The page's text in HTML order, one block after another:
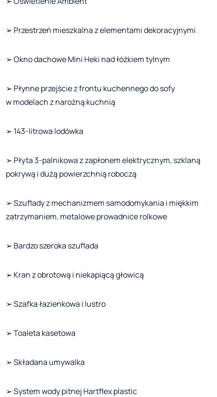
➢ Przestrzeń mieszkalna z elementami dekoracyjnymi
➢ Okno dachowe Mini Heki nad łóżkiem tylnym
➢ Płynne przejście z frontu kuchennego do sofy
w modelach z narożną kuchnią
➢ 143-litrowa lodówka
➢ Płyta 3-palnikowa z zapłonem elektrycznym, szklaną
pokrywą i dużą powierzchnią roboczą
➢ Szuflady z mechanizmem samodomykania i miękkim
zatrzymaniem, metalowe prowadnice rolkowe
➢ Bardzo szeroka szuflada
➢ Kran z obrotową i niekapiącą głowicą
➢ Szafka łazienkowa i lustro
➢ Toaleta kasetowa
➢ Składana umywalka
➢ System wody pitnej Hartflex plastic